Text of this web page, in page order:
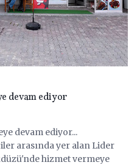
devam ediyor
devam ediyor...
arasında yer alan Lider
hizmet vermeye